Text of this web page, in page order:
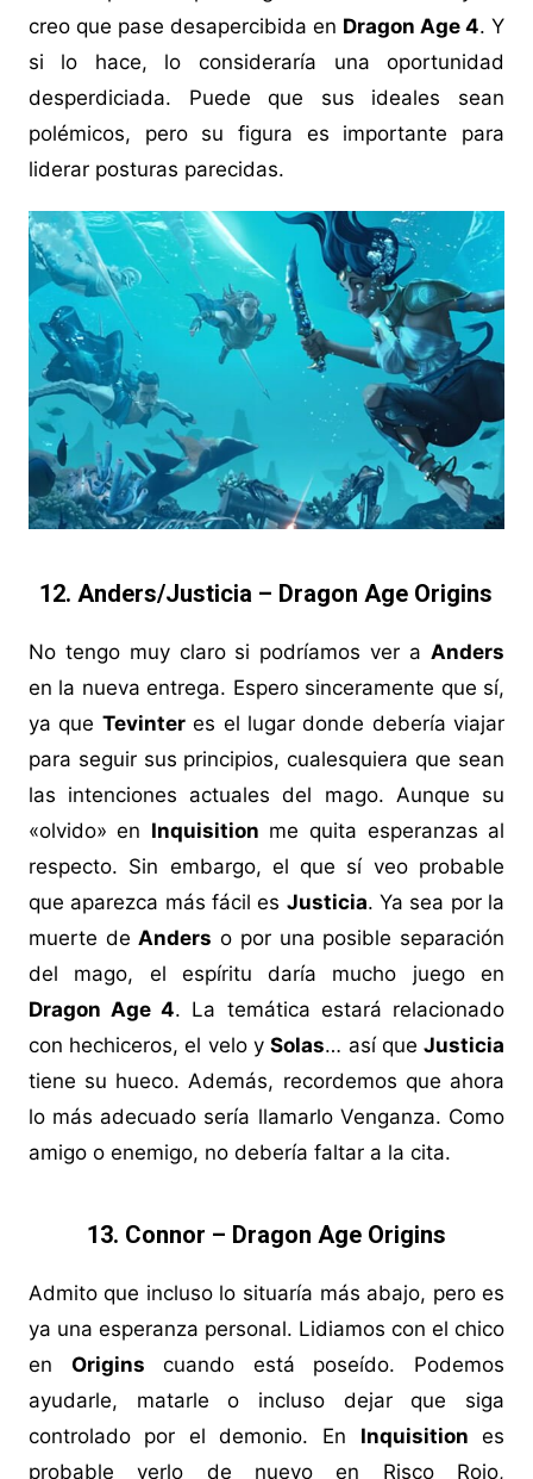
creo que pase desapercibida en Dragon Age 4. Y
si lo hace, lo consideraría una oportunidad
desperdiciada. Puede que sus ideales sean
polémicos, pero su figura es importante para
liderar posturas parecidas.
12. Anders/Justicia – Dragon Age Origins
No tengo muy claro si podríamos ver aAnders
en la nueva entrega. Espero sinceramente que sí,
ya que Tevinteres el lugar donde debería viajar
para seguir sus principios, cualesquiera que sean
las intenciones actuales del mago. Aunque su
«olvido» en Inquisition me quita esperanzas al
respecto. Sin embargo, el que sí veo probable
que aparezca más fácil es Justicia. Ya sea por la
muerte deAnders o por una posible separación
del mago, el espíritu daría mucho juego en
Dragon Age 4. La temática estará relacionado
con hechiceros, el velo ySolas… así queJusticia
tiene su hueco. Además, recordemos que ahora
lo más adecuado sería llamarlo Venganza. Como
amigo o enemigo, no debería faltar a la cita.
13. Connor – Dragon Age Origins
Admito que incluso lo situaría más abajo, pero es
ya una esperanza personal. Lidiamos con el chico
en Origins cuando está poseído. Podemos
ayudarle, matarle o incluso dejar que siga
controlado por el demonio. En Inquisition es
probable verlo de nuevo en Risco Rojo,